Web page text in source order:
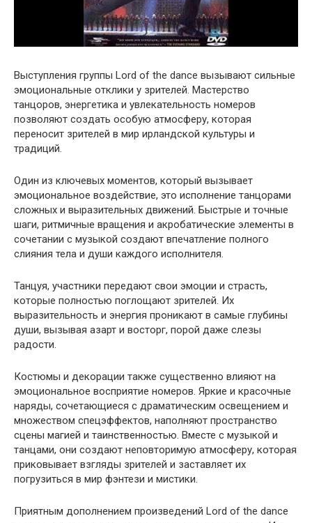
Выступления группы Lord of the dance вызывают сильные
эмоциональные отклики у зрителей. Мастерство
танцоров, энергетика и увлекательность номеров
позволяют создать особую атмосферу, которая
переносит зрителей в мир ирландской культуры и
традиций.
Один из ключевых моментов, который вызывает
эмоциональное воздействие, это исполнение танцорами
сложных и выразительных движений. Быстрые и точные
шаги, ритмичные вращения и акробатические элементы в
сочетании с музыкой создают впечатление полного
слияния тела и души каждого исполнителя.
Танцуя, участники передают свои эмоции и страсть,
которые полностью поглощают зрителей. Их
выразительность и энергия проникают в самые глубины
души, вызывая азарт и восторг, порой даже слезы
радости.
Костюмы и декорации также существенно влияют на
эмоциональное восприятие номеров. Яркие и красочные
наряды, сочетающиеся с драматическим освещением и
множеством спецэффектов, наполняют пространство
сцены магией и таинственностью. Вместе с музыкой и
танцами, они создают неповторимую атмосферу, которая
приковывает взгляды зрителей и заставляет их
погрузиться в мир фэнтези и мистики.
Приятным дополнением произведений Lord of the dance